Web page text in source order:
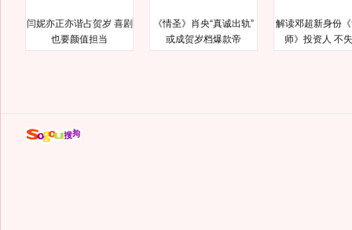
闫妮亦正亦谐占贺岁 喜剧
也要颜值担当
《情圣》肖央“真诚出轨”
或成贺岁档爆款帝
解读邓超新身份
师》投资人 不